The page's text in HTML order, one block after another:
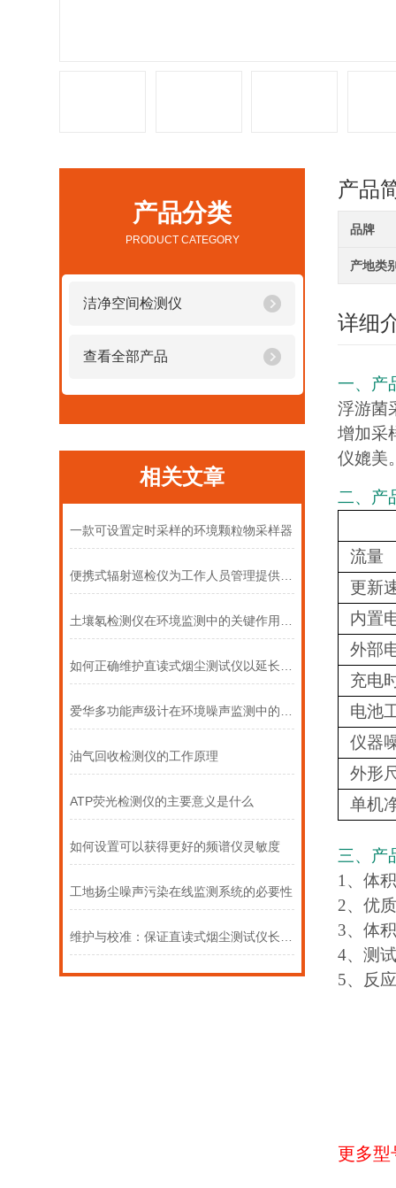
产品分类
PRODUCT CATEGORY
洁净空间检测仪
查看全部产品
相关文章
一款可设置定时采样的环境颗粒物采样器
油气回收检测仪的工作原理
ATP荧光检测仪的主要意义是什么
如何设置可以获得更好的频谱仪灵敏度
工地扬尘噪声污染在线监测系统的必要性
产品
品牌
产地类
详细
一、产
浮游菌
增加采
仪媲美
二、产
流量
更新
内置
外部
充电
电池
仪器
外形
单机
三、产
1、体
2、优
3、体
4、测
5、反
更多型